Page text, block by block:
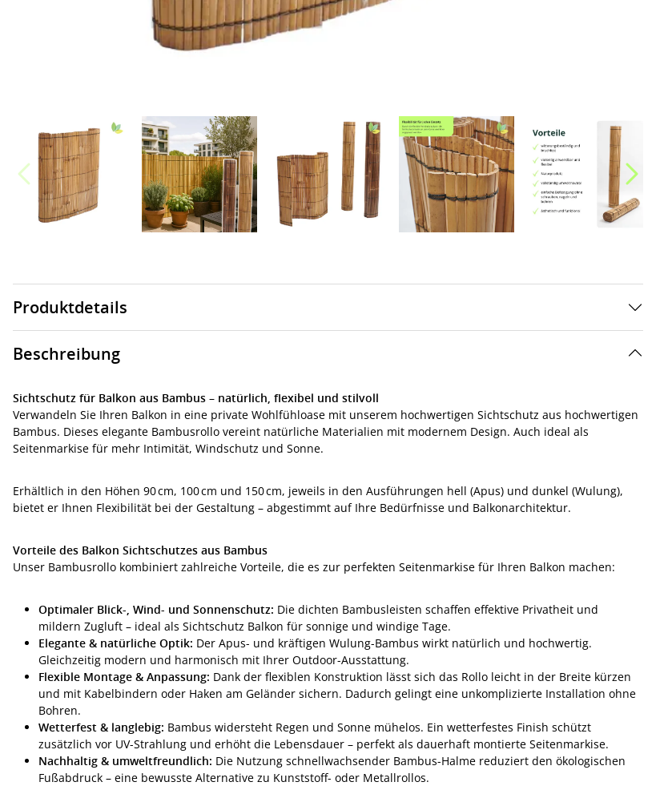
Produktdetails
Beschreibung
Sichtschutz für Balkon aus Bambus – natürlich, flexibel und stilvoll
Verwandeln Sie Ihren Balkon in eine private Wohlfühloase mit unserem hochwertigen Sichtschutz aus hochwertigen
Bambus. Dieses elegante Bambusrollo vereint natürliche Materialien mit modernem Design. Auch ideal als
Seitenmarkise für mehr Intimität, Windschutz und Sonne.
Erhältlich in den Höhen 90 cm, 100 cm und 150 cm, jeweils in den Ausführungen hell (Apus) und dunkel (Wulung),
bietet er Ihnen Flexibilität bei der Gestaltung – abgestimmt auf Ihre Bedürfnisse und Balkonarchitektur.
Vorteile des Balkon Sichtschutzes aus Bambus
Unser Bambusrollo kombiniert zahlreiche Vorteile, die es zur perfekten Seitenmarkise für Ihren Balkon machen:
Optimaler Blick-, Wind- und Sonnenschutz: Die dichten Bambusleisten schaffen effektive Privatheit und
mildern Zugluft – ideal als Sichtschutz Balkon für sonnige und windige Tage.
Elegante & natürliche Optik: Der Apus- und kräftigen Wulung-Bambus wirkt natürlich und hochwertig.
Gleichzeitig modern und harmonisch mit Ihrer Outdoor-Ausstattung.
Flexible Montage & Anpassung: Dank der flexiblen Konstruktion lässt sich das Rollo leicht in der Breite kürzen
und mit Kabelbindern oder Haken am Geländer sichern. Dadurch gelingt eine unkomplizierte Installation ohne
Bohren.
Wetterfest & langlebig: Bambus widersteht Regen und Sonne mühelos. Ein wetterfestes Finish schützt
zusätzlich vor UV-Strahlung und erhöht die Lebensdauer – perfekt als dauerhaft montierte Seitenmarkise.
Nachhaltig & umweltfreundlich: Die Nutzung schnellwachsender Bambus-Halme reduziert den ökologischen
Fußabdruck – eine bewusste Alternative zu Kunststoff- oder Metallrollos.